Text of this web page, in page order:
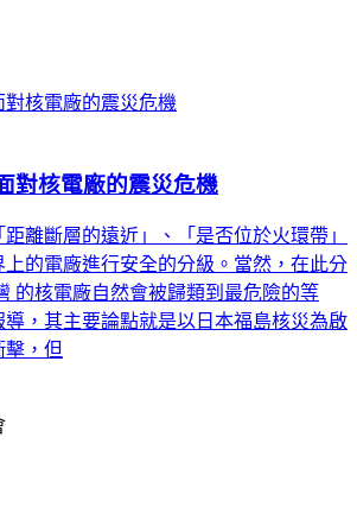
對核電廠的震災危機
離斷層的遠近」、「是否位於火環帶」
的電廠進行安全的分級。當然，在此分
的核電廠自然會被歸類到最危險的等
，其主要論點就是以日本福島核災為啟
擊，但